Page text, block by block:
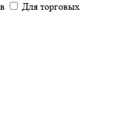
Для торговых